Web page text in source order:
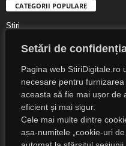
Setări de
Pagina web StiriDigitale.ro
necesare pentru
aceasta să fie mai ușor de
eficient și mai sigur.
Cele mai multe dintre
așa-numitele „cookie-uri
CATEGORII POPULARE
Știri
Digital Lifestyle
Societate
Cultură
Religie
Știri Externe